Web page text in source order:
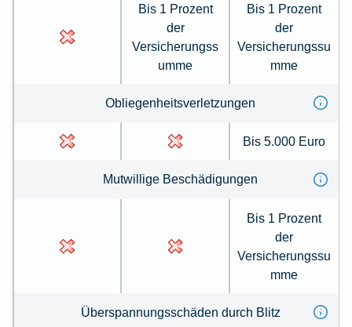
Bis 1 Prozent
der
Versicherungss
umme
Bis 1 Prozent
der
Versicherungssu
mme
Obliegen­heits­ver­letzungen
Bis 5.000 Euro
Mut­willige Be­schä­digungen
Bis 1 Prozent
der
Versicherungssu
mme
Über­spannungs­schäden durch Blitz